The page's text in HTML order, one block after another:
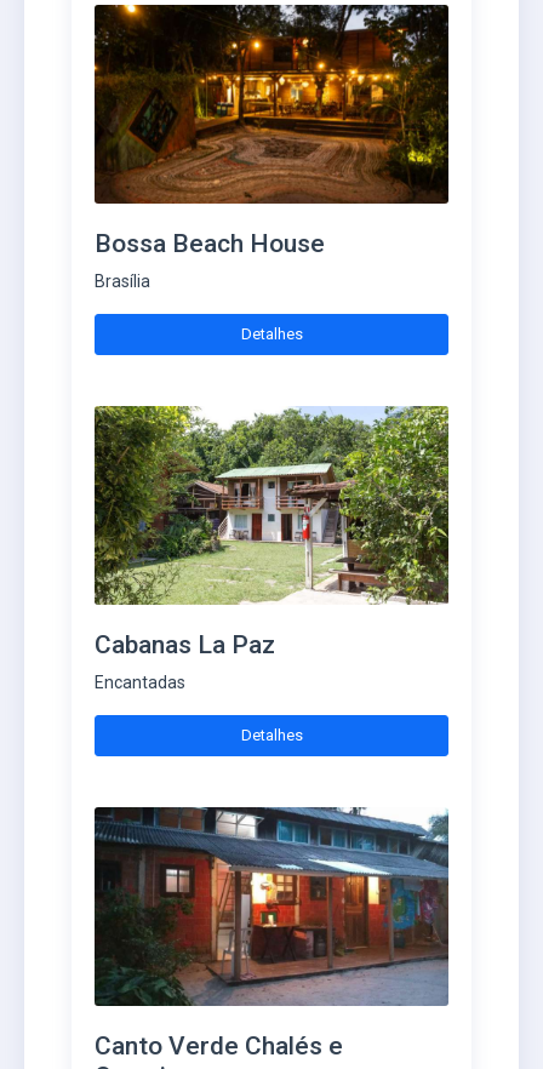
Bossa Beach House
Brasília
Detalhes
Cabanas La Paz
Encantadas
Detalhes
Canto Verde Chalés e